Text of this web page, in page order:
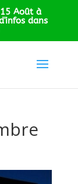
Août à
dans